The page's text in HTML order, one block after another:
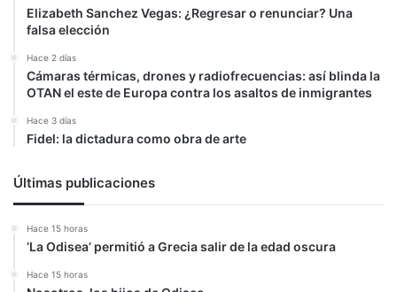
Elizabeth Sanchez Vegas: ¿Regresar o renunciar? Una
falsa elección
Hace 2 días
Cámaras térmicas, drones y radiofrecuencias: así blinda la
OTAN el este de Europa contra los asaltos de inmigrantes
Hace 3 días
Fidel: la dictadura como obra de arte
Últimas publicaciones
Hace 15 horas
‘La Odisea’ permitió a Grecia salir de la edad oscura
Hace 15 horas